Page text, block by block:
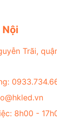
Nội
Trãi,
8h00 -